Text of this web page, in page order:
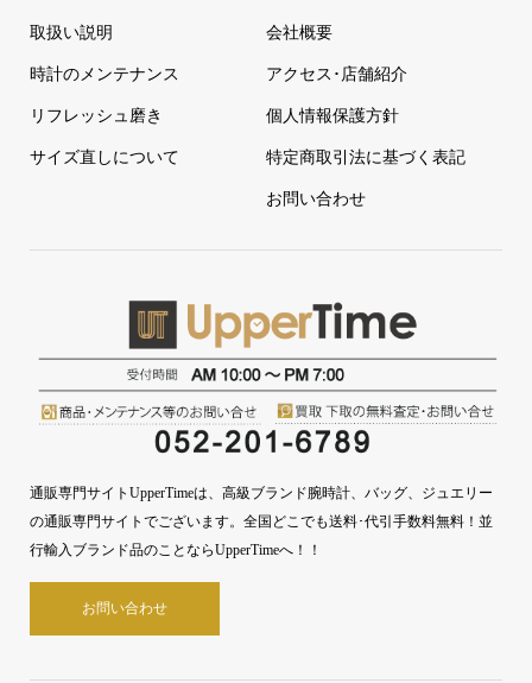
取扱い説明
時計のメンテナンス
リフレッシュ磨き
サイズ直しについて
会社概要
アクセス･店舗紹介
個人情報保護方針
特定商取引法に基づく表記
お問い合わせ
通販専門サイトUpperTimeは、高級ブランド腕時計、バッグ、ジュエリー
の通販専門サイトでございます。全国どこでも送料･代引手数料無料！並
行輸入ブランド品のことならUpperTimeへ！！
お問い合わせ